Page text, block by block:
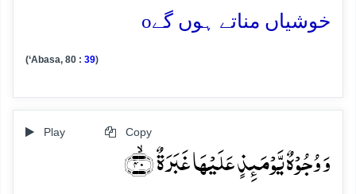
خوشیاں مناتے ہوں گےo
(‘Abasa, 80 : 39)
Play Copy
وَ وُجُوۡہٌ یَّوۡمَئِذٍ عَلَیۡہَا غَبَرَۃٌ ﴿ۙ۴۰﴾